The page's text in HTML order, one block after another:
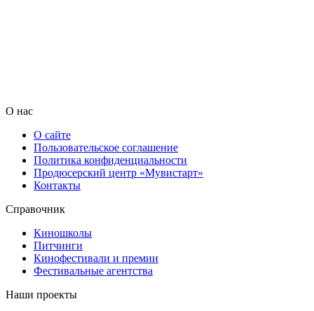
О нас
О сайте
Пользовательское соглашение
Политика конфиденциальности
Продюсерский центр «Мувистарт»
Контакты
Справочник
Киношколы
Питчинги
Кинофестивали и премии
Фестивальные агентства
Наши проекты